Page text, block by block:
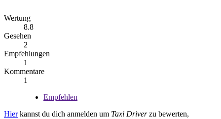
Wertung
8.8
Gesehen
2
Empfehlungen
1
Kommentare
1
Empfehlen
Hierkannst du dich anmelden um Taxi Driverzu bewerten,